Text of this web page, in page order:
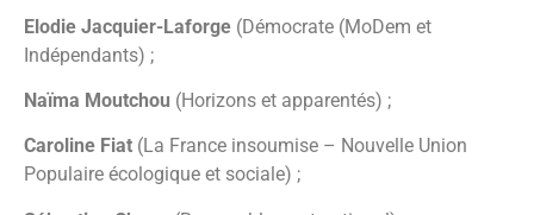
Elodie Jacquier-Laforge (Démocrate (MoDem et
Indépendants) ;
Naïma Moutchou (Horizons et apparentés) ;
Caroline Fiat (La France insoumise – Nouvelle Union
Populaire écologique et sociale) ;